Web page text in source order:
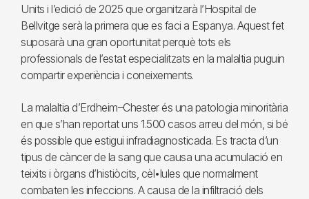
Units i l’edició de 2025 que organitzarà l’Hospital de
Bellvitge serà la primera que es faci a Espanya. Aquest fet
suposarà una gran oportunitat perquè tots els
professionals de l’estat especialitzats en la malaltia puguin
compartir experiència i coneixements.
La malaltia d’Erdheim–Chester és una patologia minoritària
en que s’han reportat uns 1.500 casos arreu del món, si bé
és possible que estigui infradiagnosticada. Es tracta d’un
tipus de càncer de la sang que causa una acumulació en
teixits i òrgans d’histiòcits, cèl•lules que normalment
combaten les infeccions. A causa de la infiltració dels